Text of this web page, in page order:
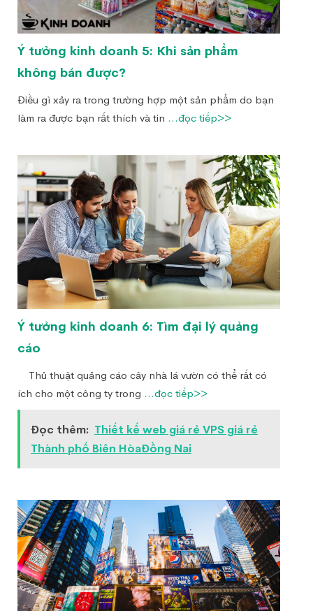
Ý tưởng kinh doanh 5: Khi sản phẩm
không bán được?
Điều gì xảy ra trong trường hợp một sản phẩm do bạn
làm ra được bạn rất thích và tin ...đọc tiếp>>
Ý tưởng kinh doanh 6: Tìm đại lý quảng
cáo
Thủ thuật quảng cáo cây nhà lá vườn có thể rất có
ích cho một công ty trong ...đọc tiếp>>
Đọc thêm: Thiết kế web giá rẻ VPS giá rẻ
Thành phố Biên HòaĐồng Nai